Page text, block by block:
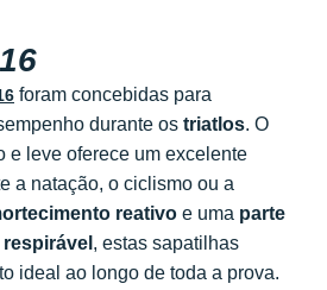
foram concebidas para
durante os triatlos. O
e leve oferece um excelente
a natação, o ciclismo ou a
reativo e uma parte
, estas sapatilhas
ideal ao longo de toda a prova.